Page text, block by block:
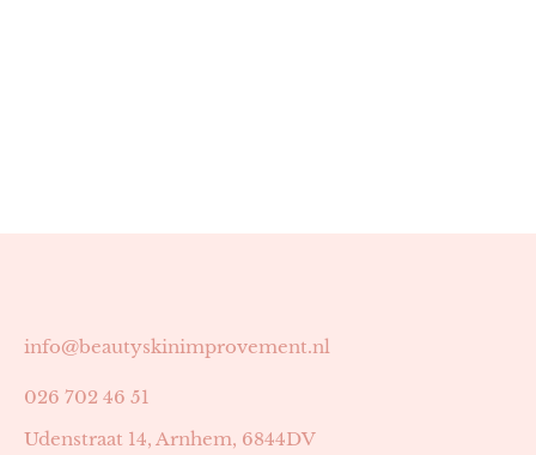
info@beautyskinimprovement.nl
026 702 46 51
Udenstraat 14, Arnhem, 6844DV